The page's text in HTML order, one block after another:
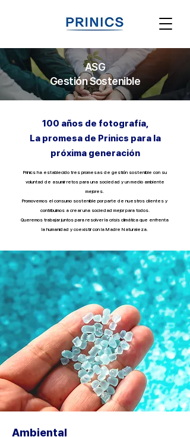
ASG
​Gestión Sostenible
100 años de fotografía,
La promesa de Prinics para la
próxima generación
Prinics ha establecido tres promesas de gestión sostenible con su
voluntad de asumir retos para una sociedad y un medio ambiente
mejores.
Promovemos el consumo sostenible por parte de nuestros clientes y
contribuimos a crear una sociedad mejor para todos.
Queremos trabajar juntos para resolver la crisis climática que enfrenta
la humanidad y coexistir con la Madre Naturaleza.
Ambiental